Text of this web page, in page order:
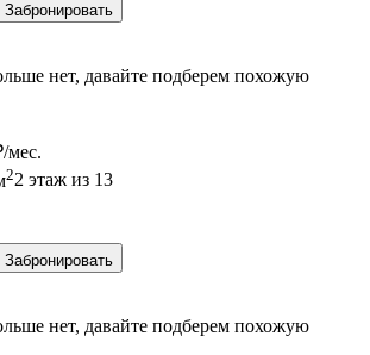
Забронировать
нет, давайте подберем похожую
мес.
22 этаж из 13
Забронировать
нет, давайте подберем похожую